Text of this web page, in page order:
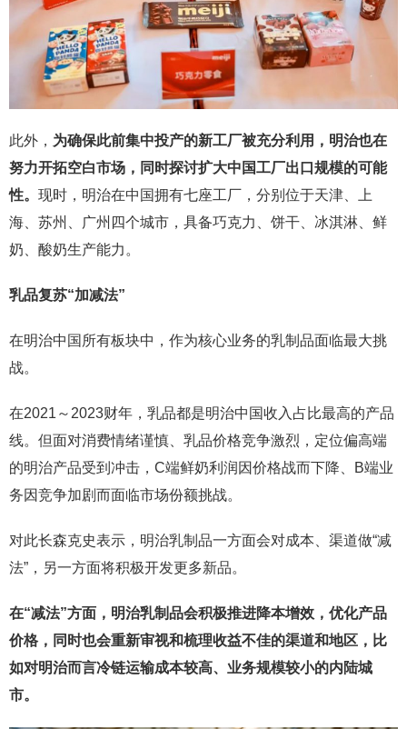
此外， 为确保此前集中投产的新工厂被充分利用，明治也在
努力开拓空白市场，同时探讨扩大中国工厂出口规模的可能
性。 现时，明治在中国拥有七座工厂，分别位于天津、上
海、苏州、广州四个城市，具备巧克力、饼干、冰淇淋、鲜
奶、酸奶生产能力。
乳品复苏“加减法”
在明治中国所有板块中，作为核心业务的乳制品面临最大挑
战。
在2021～2023财年，乳品都是明治中国收入占比最高的产品
线。但面对消费情绪谨慎、乳品价格竞争激烈，定位偏高端
的明治产品受到冲击，C端鲜奶利润因价格战而下降、B端业
务因竞争加剧而面临市场份额挑战。
对此长森克史表示，明治乳制品一方面会对成本、渠道做“减
法”，另一方面将积极开发更多新品。
在“减法”方面，明治乳制品会积极推进降本增效，优化产品
价格，同时也会重新审视和梳理收益不佳的渠道和地区，比
如对明治而言冷链运输成本较高、业务规模较小的内陆城
市。